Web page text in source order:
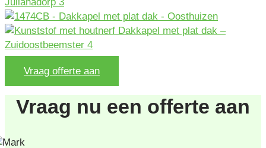
Vraag offerte aan
Vraag nu een offerte aan